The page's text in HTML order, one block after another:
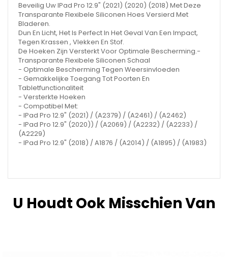
Beveilig Uw IPad Pro 12.9" (2021) (2020) (2018) Met Deze
Transparante Flexibele Siliconen Hoes Versierd Met
Bladeren.
Dun En Licht, Het Is Perfect In Het Geval Van Een Impact,
Tegen Krassen , Vlekken En Stof.
De Hoeken Zijn Versterkt Voor Optimale Bescherming.-
Transparante Flexibele Siliconen Schaal
- Optimale Bescherming Tegen Weersinvloeden
- Gemakkelijke Toegang Tot Poorten En
Tabletfunctionaliteit
- Versterkte Hoeken
- Compatibel Met:
- IPad Pro 12.9" (2021) / (A2379) / (A2461) / (A2462)
- IPad Pro 12.9" (2020)) / (A2069) / (A2232) / (A2233) /
(A2229)
- IPad Pro 12.9" (2018) / A1876 / (A2014) / (A1895) / (A1983)
U Houdt Ook Misschien Van